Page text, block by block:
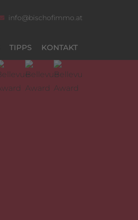
info@bischofimmo.at
TIPPS KONTAKT